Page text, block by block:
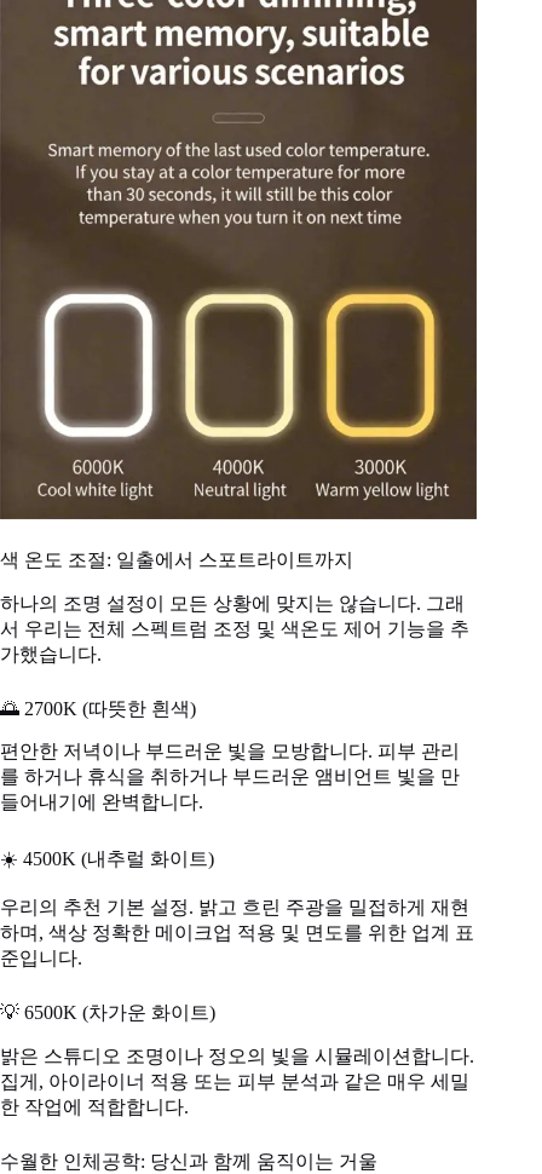
색 온도 조절: 일출에서 스포트라이트까지
하나의 조명 설정이 모든 상황에 맞지는 않습니다. 그래
서 우리는 전체 스펙트럼 조정 및 색온도 제어 기능을 추
가했습니다.
🌅 2700K (따뜻한 흰색)
편안한 저녁이나 부드러운 빛을 모방합니다. 피부 관리
를 하거나 휴식을 취하거나 부드러운 앰비언트 빛을 만
들어내기에 완벽합니다.
☀️ 4500K (내추럴 화이트)
우리의 추천 기본 설정. 밝고 흐린 주광을 밀접하게 재현
하며, 색상 정확한 메이크업 적용 및 면도를 위한 업계 표
준입니다.
💡 6500K (차가운 화이트)
밝은 스튜디오 조명이나 정오의 빛을 시뮬레이션합니다.
집게, 아이라이너 적용 또는 피부 분석과 같은 매우 세밀
한 작업에 적합합니다.
수월한 인체공학: 당신과 함께 움직이는 거울